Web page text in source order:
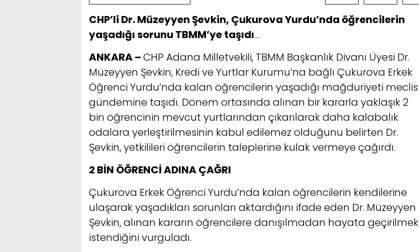
CHP’li Dr. Müzeyyen Şevkin, Çukurova Yurdu’nda öğrencilerin
yaşadığı sorunu TBMM’ye taşıdı…
ANKARA –CHP Adana Milletvekili, TBMM Başkanlık Divanı Üyesi Dr.
Müzeyyen Şevkin, Kredi ve Yurtlar Kurumu’na bağlı Çukurova Erkek
Öğrenci Yurdu’nda kalan öğrencilerin yaşadığı mağduriyeti meclis
gündemine taşıdı. Dönem ortasında alınan bir kararla yaklaşık 2
bin öğrencinin mevcut yurtlarından çıkarılarak daha kalabalık
odalara yerleştirilmesinin kabul edilemez olduğunu belirten Dr.
Şevkin, yetkilileri öğrencilerin taleplerine kulak vermeye çağırdı.
2 BİN ÖĞRENCİ ADINA ÇAĞRI
Çukurova Erkek Öğrenci Yurdu’nda kalan öğrencilerin kendilerine
ulaşarak yaşadıkları sorunları aktardığını ifade eden Dr. Müzeyyen
Şevkin, alınan kararın öğrencilere danışılmadan hayata geçirilmek
istendiğini vurguladı.